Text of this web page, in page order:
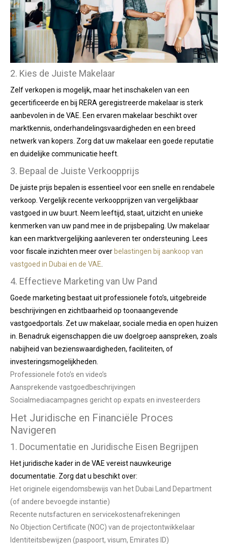
2. Kies de Juiste Makelaar
Zelf verkopen is mogelijk, maar het inschakelen van een
gecertificeerde en bij RERA geregistreerde makelaar is sterk
aanbevolen in de VAE. Een ervaren makelaar beschikt over
marktkennis, onderhandelingsvaardigheden en een breed
netwerk van kopers. Zorg dat uw makelaar een goede reputatie
en duidelijke communicatie heeft.
3. Bepaal de Juiste Verkoopprijs
De juiste prijs bepalen is essentieel voor een snelle en rendabele
verkoop. Vergelijk recente verkoopprijzen van vergelijkbaar
vastgoed in uw buurt. Neem leeftijd, staat, uitzicht en unieke
kenmerken van uw pand mee in de prijsbepaling. Uw makelaar
kan een marktvergelijking aanleveren ter ondersteuning. Lees
voor fiscale inzichten meer over belastingen bij aankoop van
vastgoed in Dubai en de VAE.
4. Effectieve Marketing van Uw Pand
Goede marketing bestaat uit professionele foto’s, uitgebreide
beschrijvingen en zichtbaarheid op toonaangevende
vastgoedportals. Zet uw makelaar, sociale media en open huizen
in. Benadruk eigenschappen die uw doelgroep aanspreken, zoals
nabijheid van bezienswaardigheden, faciliteiten, of
investeringsmogelijkheden.
Professionele foto’s en video’s
Aansprekende vastgoedbeschrijvingen
Socialmediacampagnes gericht op expats en investeerders
Het Juridische en Financiële Proces
Navigeren
1. Documentatie en Juridische Eisen Begrijpen
Het juridische kader in de VAE vereist nauwkeurige
documentatie. Zorg dat u beschikt over:
Het originele eigendomsbewijs van het Dubai Land Department
(of andere bevoegde instantie)
Recente nutsfacturen en servicekostenafrekeningen
No Objection Certificate (NOC) van de projectontwikkelaar
Identiteitsbewijzen (paspoort, visum, Emirates ID)